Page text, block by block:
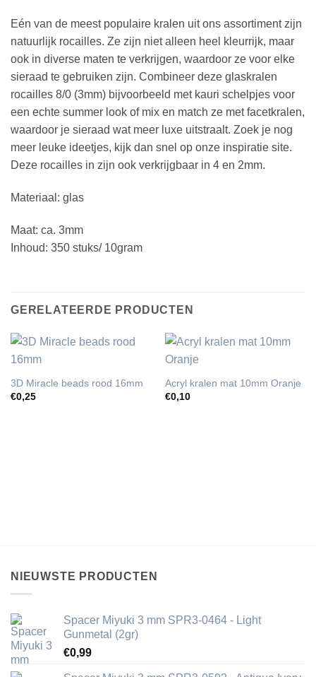
Eén van de meest populaire kralen uit ons assortiment zijn
natuurlijk rocailles. Ze zijn niet alleen heel kleurrijk, maar
ook in diverse maten te verkrijgen, waardoor ze voor elke
sieraad te gebruiken zijn. Combineer deze glaskralen
rocailles 8/0 (3mm) bijvoorbeeld met kauri schelpjes voor
een echte summer look of mix en match ze met facetkralen,
waardoor je sieraad wat meer luxe uitstraalt. Zoek je nog
meer leuke ideetjes, kijk dan snel op onze inspiratie site.
Deze rocailles in zijn ook verkrijgbaar in 4 en 2mm.
Materiaal: glas
Maat: ca. 3mm
Inhoud: 350 stuks/ 10gram
GERELATEERDE PRODUCTEN
3D Miracle beads rood 16mm
€0,25
Acryl kralen mat 10mm Oranje
€0,10
NIEUWSTE PRODUCTEN
Spacer Miyuki 3 mm SPR3-0464 - Light
Gunmetal (2gr)
€0,99